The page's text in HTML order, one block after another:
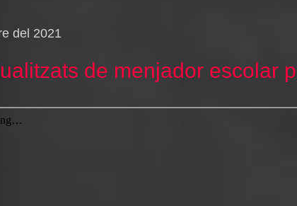
del 2021
de menjador escolar